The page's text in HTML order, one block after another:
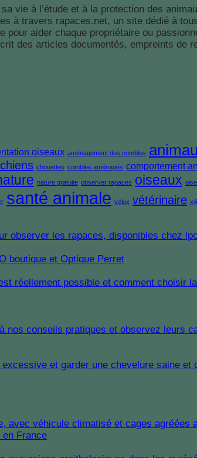
vie à l’étude et à la protection des
à travers rapaces.net, un site dédié à
aider chaque propriétaire ou
des articles documentés, empreints de
oiseaux aménagement des combles
chiens chouettes combles aménagés comportement
nature gratuite observer rapaces oiseaux
santé animale velux vétérinaire
boutique et Optique Perret
France